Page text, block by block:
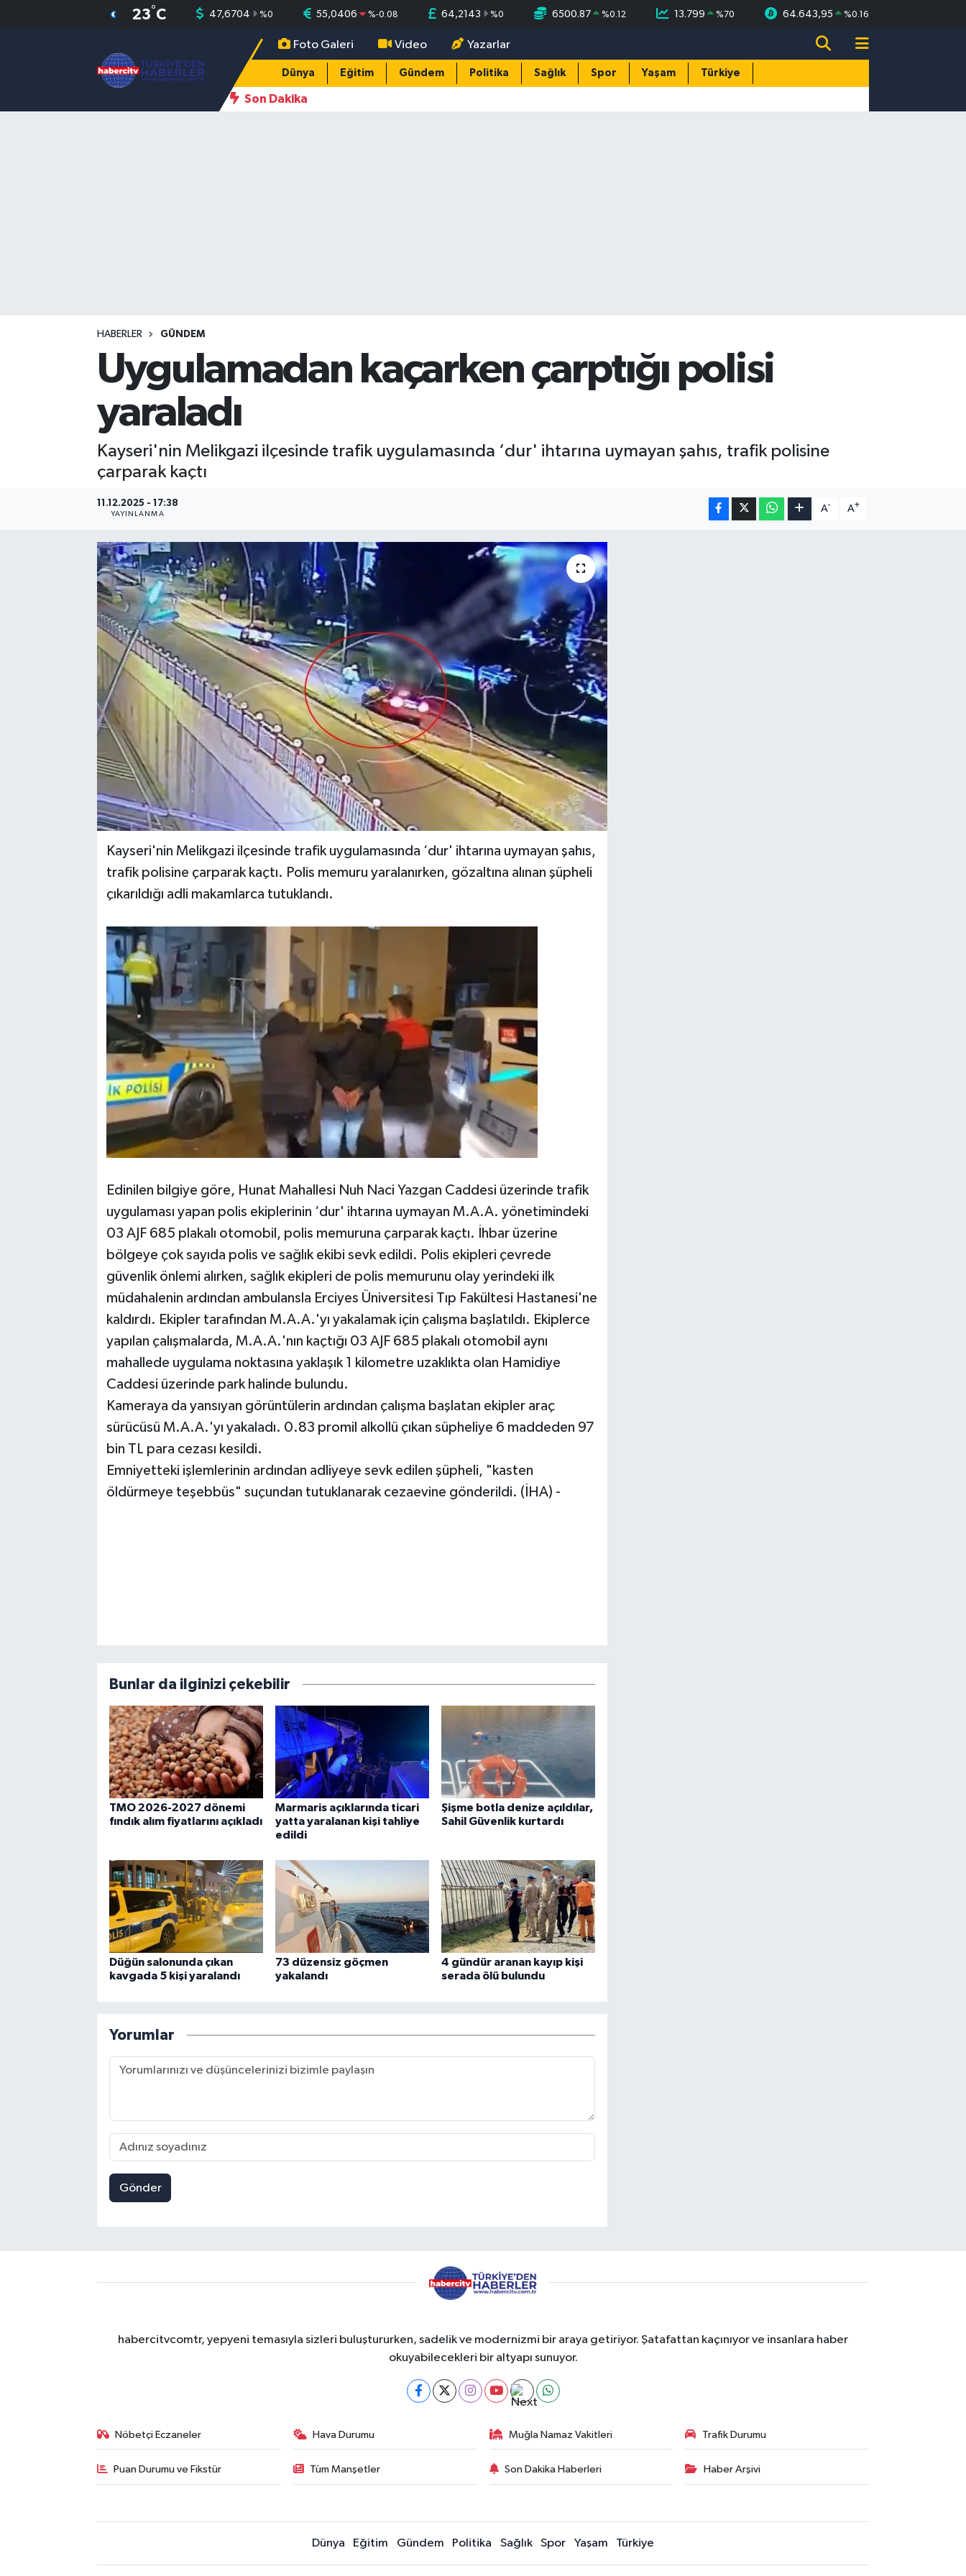
23°C 47,6704 %0 55,0406 %-0.08 64,2143 %0 6500.87 %0.12 13.799 %70 64.643,95 %0.16
Foto Galeri Video Yazarlar
Dünya Eğitim Gündem Politika Sağlık Spor Yaşam Türkiye
Son Dakika
HABERLER GÜNDEM
Uygulamadan kaçarken çarptığı polisi
yaraladı
Kayseri'nin Melikgazi ilçesinde trafik uygulamasında ‘dur' ihtarına uymayan şahıs, trafik polisine
çarparak kaçtı
11.12.2025 - 17:38
YAYINLANMA
A- A+
Kayseri'nin Melikgazi ilçesinde trafik uygulamasında ‘dur' ihtarına uymayan şahıs,
trafik polisine çarparak kaçtı. Polis memuru yaralanırken, gözaltına alınan şüpheli
çıkarıldığı adli makamlarca tutuklandı.
Edinilen bilgiye göre, Hunat Mahallesi Nuh Naci Yazgan Caddesi üzerinde trafik
uygulaması yapan polis ekiplerinin ‘dur' ihtarına uymayan M.A.A. yönetimindeki
03 AJF 685 plakalı otomobil, polis memuruna çarparak kaçtı. İhbar üzerine
bölgeye çok sayıda polis ve sağlık ekibi sevk edildi. Polis ekipleri çevrede
güvenlik önlemi alırken, sağlık ekipleri de polis memurunu olay yerindeki ilk
müdahalenin ardından ambulansla Erciyes Üniversitesi Tıp Fakültesi Hastanesi'ne
kaldırdı. Ekipler tarafından M.A.A.'yı yakalamak için çalışma başlatıldı. Ekiplerce
yapılan çalışmalarda, M.A.A.'nın kaçtığı 03 AJF 685 plakalı otomobil aynı
mahallede uygulama noktasına yaklaşık 1 kilometre uzaklıkta olan Hamidiye
Caddesi üzerinde park halinde bulundu.
Kameraya da yansıyan görüntülerin ardından çalışma başlatan ekipler araç
sürücüsü M.A.A.'yı yakaladı. 0.83 promil alkollü çıkan süpheliye 6 maddeden 97
bin TL para cezası kesildi.
Emniyetteki işlemlerinin ardından adliyeye sevk edilen şüpheli, "kasten
öldürmeye teşebbüs" suçundan tutuklanarak cezaevine gönderildi. (İHA) -
Bunlar da ilginizi çekebilir
TMO 2026-2027 dönemi
fındık alım fiyatlarını açıkladı
Marmaris açıklarında ticari
yatta yaralanan kişi tahliye
edildi
Şişme botla denize açıldılar,
Sahil Güvenlik kurtardı
Düğün salonunda çıkan
kavgada 5 kişi yaralandı
73 düzensiz göçmen
yakalandı
4 gündür aranan kayıp kişi
serada ölü bulundu
Yorumlar
Gönder
habercitvcomtr, yepyeni temasıyla sizleri buluştururken, sadelik ve modernizmi bir araya getiriyor. Şatafattan kaçınıyor ve insanlara haber
okuyabilecekleri bir altyapı sunuyor.
Nöbetçi Eczaneler Hava Durumu Muğla Namaz Vakitleri Trafik Durumu
Puan Durumu ve Fikstür Tüm Manşetler Son Dakika Haberleri Haber Arşivi
Dünya Eğitim Gündem Politika Sağlık Spor Yaşam Türkiye
Nöbetçi Eczaneler
Hava Durumu